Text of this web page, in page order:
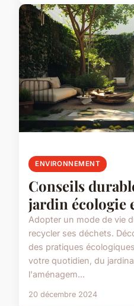
ENVIRONNEMENT
Conseils
jardin écologie
Adopter un mode de vie
recycler ses déchets.
des pratiques
votre quotidien, du
l'aménagem...
20 décembre 2024